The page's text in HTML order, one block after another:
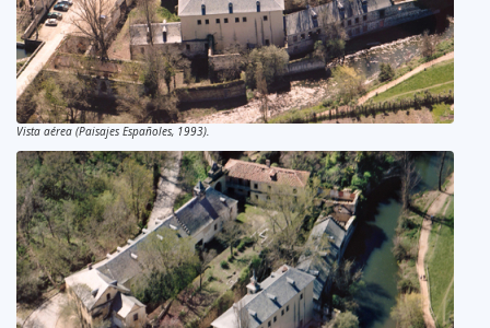
Vista aérea (Paisajes Españoles, 1993).